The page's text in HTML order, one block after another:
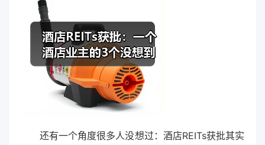
还有一个角度很多人没想过：酒店REITs获批其实